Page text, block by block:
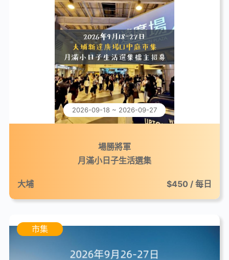
2026-09-18 ~ 2026-09-27
場勝將軍
月滿小日子生活選集
大埔 $450 / 每日
市集